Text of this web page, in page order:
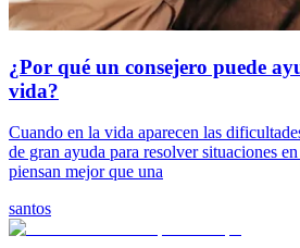
¿Por qué un consejero puede
vida?
Cuando en la vida aparecen las
de gran ayuda para resolver situaciones
piensan mejor que una
santos